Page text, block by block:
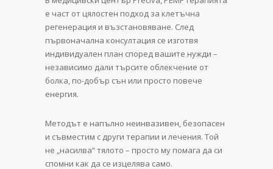
е част от цялостен подход за клетъчна
регенерация и възстановяване. След
първоначална консултация се изготвя
индивидуален план според вашите нужди –
независимо дали търсите облекчение от
болка, по-добър сън или просто повече
енергия.
Методът е напълно неинвазивен, безопасен
и съвместим с други терапии и лечения. Той
не „насилва“ тялото – просто му помага да си
спомни как да се изцелява само.